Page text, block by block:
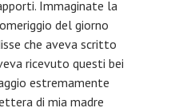
Immaginate la
del giorno
che aveva scritto
ricevuto questi bei
estremamente
di mia madre